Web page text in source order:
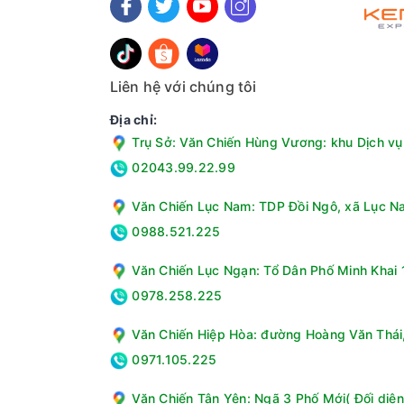
Dàn lạnh bằng đồng
Dàn lạnh bằng đồng là một tính năng quan
nhiệt và làm lạnh không khí trong quá trình hoạt
Sanaky sử dụng dàn lạnh bằng đồng mang
lượng. Điều này giúp giảm tiêu thụ điện năng
Dàn lạnh bằng đồng có độ bền và độ ổn định
sửa chữa và bảo trì. Cuối cùng, dàn lạnh bằng
không gian.
Với công nghệ Inverter, tủ đông Sanaky có
máy chỉ hoạt động ở mức công suất thấp, giúp
bảo quản lâu hơn.
Liên hệ với chúng tôi
Địa chỉ:
Trụ Sở: Văn Chiến Hùng Vương: khu Dịch
02043.99.22.99
Văn Chiến Lục Nam: TDP Đồi Ngô, xã Lục
0988.521.225
Văn Chiến Lục Ngạn: Tổ Dân Phố Minh
0978.258.225
Văn Chiến Hiệp Hòa: đường Hoàng Văn
0971.105.225
Văn Chiến Tân Yên: Ngã 3 Phố Mới( Đối